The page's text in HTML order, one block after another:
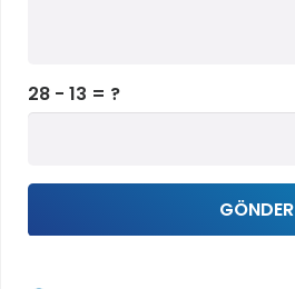
28 - 13 = ?
GÖNDER